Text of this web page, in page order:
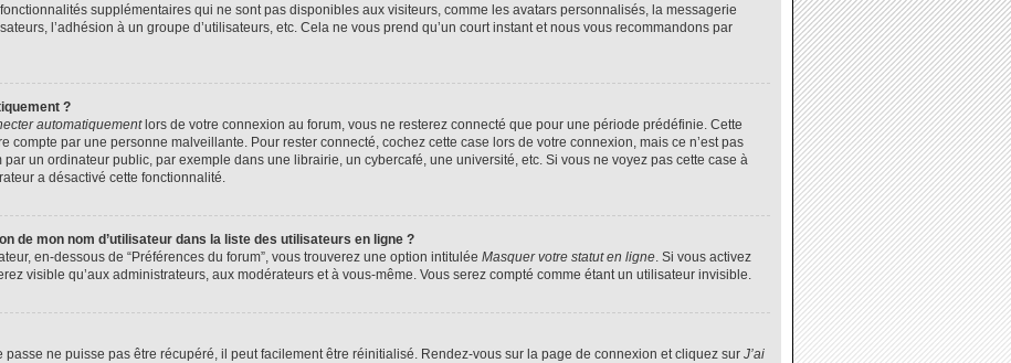
supplémentaires qui ne sont pas disponibles aux visiteurs, comme les avatars personnalisés, la messagerie
l’adhésion à un groupe d’utilisateurs, etc. Cela ne vous prend qu’un court instant et nous vous recommandons par
?
automatiquementlors de votre connexion au forum, vous ne resterez connecté que pour une période prédéfinie. Cette
compte par une personne malveillante. Pour rester connecté, cochez cette case lors de votre connexion, mais ce n’est pas
un ordinateur public, par exemple dans une librairie, un cybercafé, une université, etc. Si vous ne voyez pas cette case à
a désactivé cette fonctionnalité.
de mon nom d’utilisateur dans la liste des utilisateurs en ligne ?
en-dessous de “Préférences du forum”, vous trouverez une option intitulée Masquer votre statut en ligne. Si vous activez
visible qu’aux administrateurs, aux modérateurs et à vous-même. Vous serez compté comme étant un utilisateur invisible.
passe ne puisse pas être récupéré, il peut facilement être réinitialisé. Rendez-vous sur la page de connexion et cliquez sur J’ai